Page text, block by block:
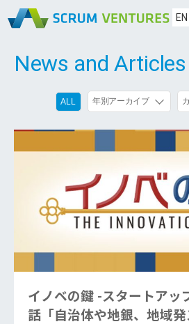
EN
News and Articles
ALL 年別アーカイブ
イノベの鍵 -スタートアッ
話「自治体や地銀、地域